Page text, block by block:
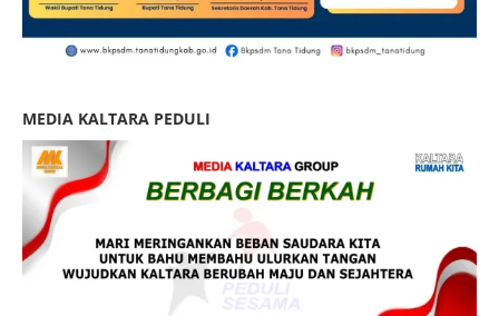
MEDIA KALTARA PEDULI